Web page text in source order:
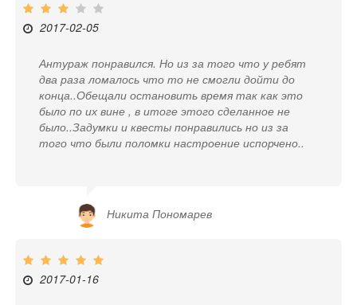
2017-02-05
Антураж понравился. Но из за того что у ребят
два раза ломалось что то не смогли дойти до
конца..Обещали остановить время так как это
было по их вине , в итоге этого сделанное не
было..Задумки и квесты понравились но из за
того что были поломки настроение испорчено..
Никита Пономарев
2017-01-16